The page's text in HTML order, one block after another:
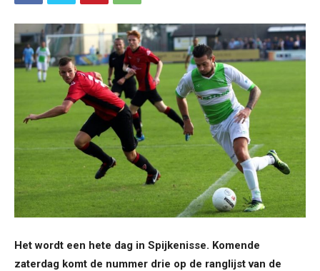
Het wordt een hete dag in Spijkenisse. Komende
zaterdag komt de nummer drie op de ranglijst van de